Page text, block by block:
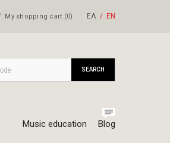
My shopping cart (0) ΕΛ ΕΝ
Music education Blog
SEARCH